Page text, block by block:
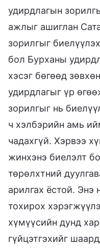
удирдлагын
ажлыг ашиглан
зорилгыг
бол Бурханы
хэсэг бөгөөд
удирдлагыг үр
зорилгыг нь
ч хэлбэрийн амь
чадахгүй. Хэрвээ
жинхэнэ биелэлт
төрөлхтний
арилгах ёстой. Энэ
тохирох
хүмүүсийн дунд
гүйцэтгэхийг